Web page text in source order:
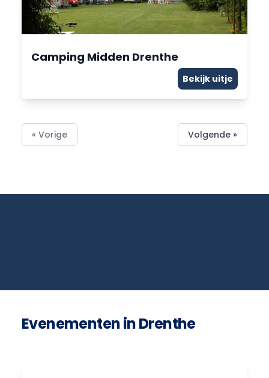
Camping Midden Drenthe
Bekijk uitje
« Vorige Volgende »
Evenementen in Drenthe